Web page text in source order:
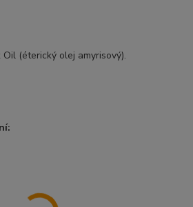
(éterický olej amyrisový).